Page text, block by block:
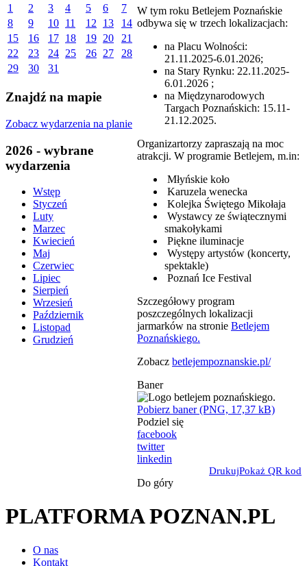
1
2 3 4 5 6
7
8
9 10 11 12 13
14
15
16 17 18 19 20
21
22
23 24 25 26 27
28
29
30 31
Znajdź na mapie
Zobacz wydarzenia na planie
2026 - wybrane
wydarzenia
Wstęp
Styczeń
Luty
Marzec
Kwiecień
Maj
Czerwiec
Lipiec
Sierpień
Wrzesień
Październik
Listopad
Grudzień
W tym roku Betlejem Poznańskie
odbywa się w trzech lokalizacjach:
na Placu Wolności:
21.11.2025-6.01.2026;
na Stary Rynku: 22.11.2025-
6.01.2026 ;
na Międzynarodowych
Targach Poznańskich: 15.11-
21.12.2025.
Organizartorzy zapraszają na moc
atrakcji. W programie Betlejem, m.in:
Młyńskie koło
Karuzela wenecka
Kolejka Świętego Mikołaja
Wystawcy ze świątecznymi
smakołykami
Piękne iluminacje
Występy artystów (koncerty,
spektakle)
Poznań Ice Festival
Szczegółowy program
poszczególnych lokalizacji
jarmarków na stronie Betlejem
Poznańskiego.
Zobacz betlejempoznanskie.pl/
Baner
Pobierz baner (PNG, 17,37 kB)
Podziel się
facebook
twitter
linkedin
DrukujPokaż QR kod
Do góry
PLATFORMA POZNAN.PL
O nas
Kontakt